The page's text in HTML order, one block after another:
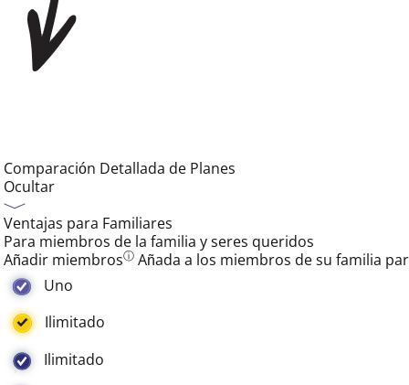
Comparación Detallada de Planes
Ocultar
Ventajas para Familiares
Para miembros de la familia y seres queridos
Añadir miembrosⓘ Añada a los miembros de su familia
Uno
Ilimitado
Ilimitado